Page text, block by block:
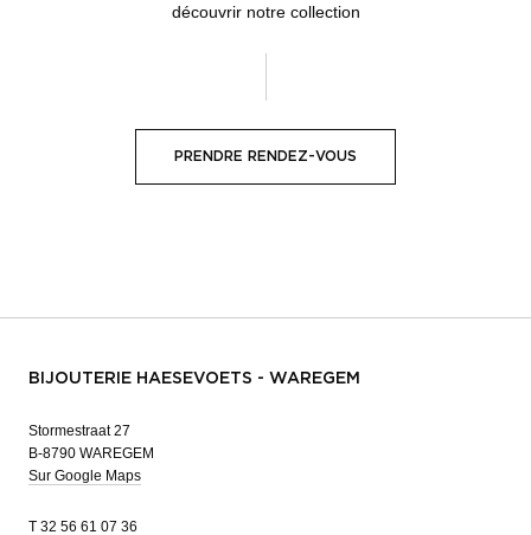
découvrir notre collection
PRENDRE RENDEZ-VOUS
BIJOUTERIE HAESEVOETS - WAREGEM
Stormestraat 27
B-8790 WAREGEM
Sur Google Maps
T 32 56 61 07 36